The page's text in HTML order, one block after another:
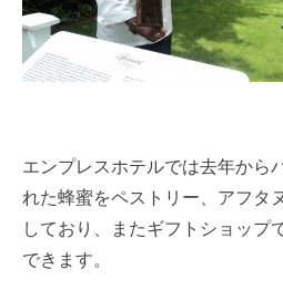
エンプレスホテルでは去年から
れた蜂蜜をペストリー、アフタ
しており、またギフトショップ
できます。